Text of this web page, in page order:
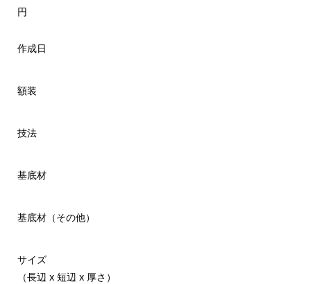
円
作成日
額装
技法
基底材
基底材（その他）
サイズ
（長辺 x 短辺 x 厚さ）